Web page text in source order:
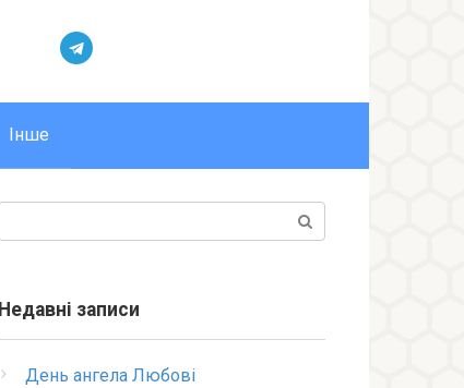
Інше
Недавні записи
День ангела Любові